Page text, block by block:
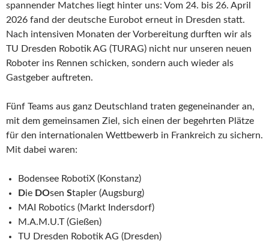
spannender Matches liegt hinter uns: Vom 24. bis 26. April
2026 fand der deutsche Eurobot erneut in Dresden statt.
Nach intensiven Monaten der Vorbereitung durften wir als
TU Dresden Robotik AG (TURAG) nicht nur unseren neuen
Roboter ins Rennen schicken, sondern auch wieder als
Gastgeber auftreten.
Fünf Teams aus ganz Deutschland traten gegeneinander an,
mit dem gemeinsamen Ziel, sich einen der begehrten Plätze
für den internationalen Wettbewerb in Frankreich zu sichern.
Mit dabei waren:
Bodensee RobotiX (Konstanz)
Die DOsen Stapler (Augsburg)
MAI Robotics (Markt Indersdorf)
M.A.M.U.T (Gießen)
TU Dresden Robotik AG (Dresden)